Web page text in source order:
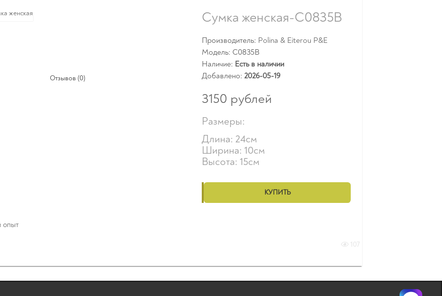
Отзывов (0)
Сумка женская-C0835B
Производитель: Polina & Eiterou P&E
Модель: C0835B
Наличие: Есть в наличии
Добавлено: 2026-05-19
3150 рублей
Размеры:
Длина: 24см
Ширина: 10см
Высота: 15см
КУПИТЬ
опыт